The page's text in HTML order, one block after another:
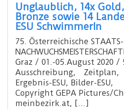
Unglaublich, 14x
Bronze sowie 14
ESU SchwimmerIn
75. Österreichische STAATS-
Graz / 01.-05.August 2020 /
Ausschreibung,
Ergebnis-ESU, Bilder-ESU,
Copyright GEPA Pictures/
meinbezirk.at, […]